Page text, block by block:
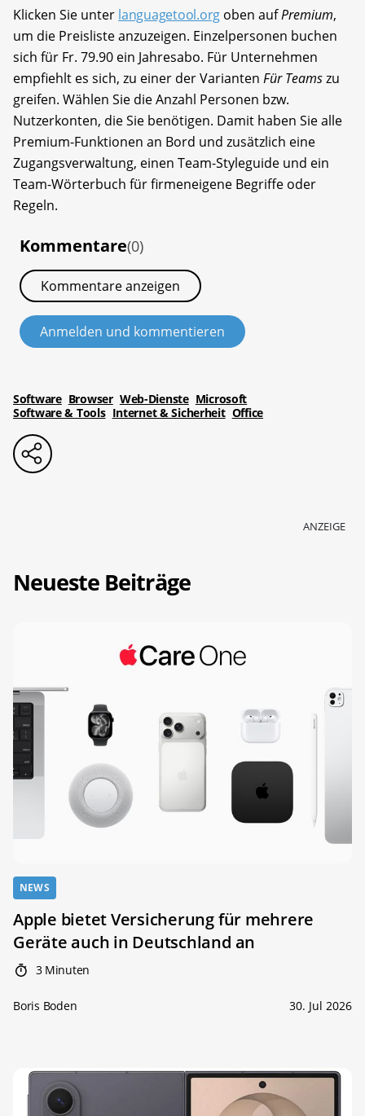
Klicken Sie unter languagetool.org oben aufPremium,
um die Preisliste anzuzeigen. Einzelpersonen buchen
sich für Fr. 79.90 ein Jahresabo. Für Unternehmen
empfiehlt es sich, zu einer der Varianten Für Teamszu
greifen. Wählen Sie die Anzahl Personen bzw.
Nutzerkonten, die Sie benötigen. Damit haben Sie alle
Premium-Funktionen an Bord und zusätzlich eine
Zugangsverwaltung, einen Team-Styleguide und ein
Team-Wörterbuch für firmeneigene Begriffe oder
Regeln.
Kommentare(0)
Kommentare anzeigen
Anmelden und kommentieren
Software Browser Web-Dienste Microsoft
Software & Tools Internet & Sicherheit Office
ANZEIGE
Neueste Beiträge
NEWS
Apple bietet Versicherung für mehrere
Geräte auch in Deutschland an
3 Minuten
Boris Boden 30. Jul 2026